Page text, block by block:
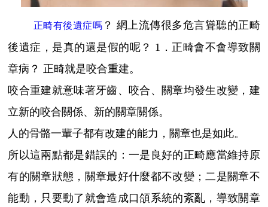
正畸有後遺症嗎 ？ 網上流傳很多危言聳聽的正畸
後遺症，是真的還是假的呢？ 1．正畸會不會導致關
章病？ 正畸就是咬合重建。
咬合重建就意味著牙齒、咬合、關章均發生改變，建
立新的咬合關係、新的關章關係。
人的骨骼一輩子都有改建的能力，關章也是如此。
所以這兩點都是錯誤的：一是良好的正畸應當維持原
有的關章狀態，關章最好什麼都不改變；二是關章不
能動，只要動了就會造成口頜系統的紊亂，導致關章